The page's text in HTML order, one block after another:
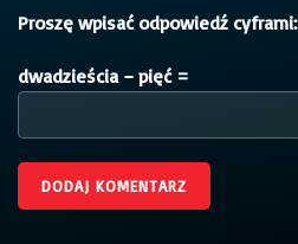
Proszę wpisać odpowiedź cyframi:
dwadzieścia − pięć =